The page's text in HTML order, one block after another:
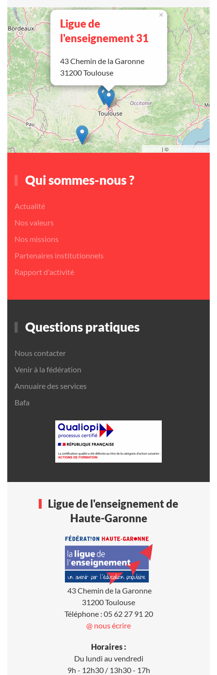
Ligue de
l'enseignement 31
43 Chemin de la Garonne
31200 Toulouse
×
Leaflet | © OpenStreetMap
Qui sommes-nous ?
Actualité
Nos valeurs
Nos missions
Partenaires institutionnels
Rapport d'activité
Questions pratiques
Nous contacter
Venir à la fédération
Annuaire des services
Bafa
Ligue de l'enseignement de
Haute-Garonne
43 Chemin de la Garonne
31200 Toulouse
Téléphone : 05 62 27 91 20
@ nous écrire
Horaires :
Du lundi au vendredi
9h - 12h30 / 13h30 - 17h